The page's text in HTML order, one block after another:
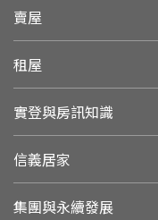
賣屋
租屋
實登與房訊知識
信義居家
集團與永續發展